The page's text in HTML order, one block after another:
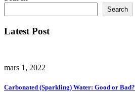
Search
Latest Post
mars 1, 2022
Carbonated (Sparkling) Water: Good or Bad?